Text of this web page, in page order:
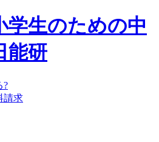
学生のための中
能研
?
請求